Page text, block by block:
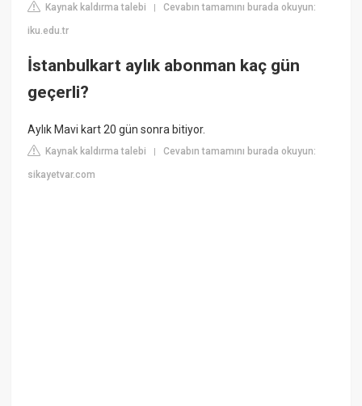
Kaynak kaldırma talebi |Cevabın tamamını burada okuyun:
iku.edu.tr
İstanbulkart aylık abonman kaç gün
geçerli?
Aylık Mavi kart 20 gün sonra bitiyor.
Kaynak kaldırma talebi |Cevabın tamamını burada okuyun:
sikayetvar.com